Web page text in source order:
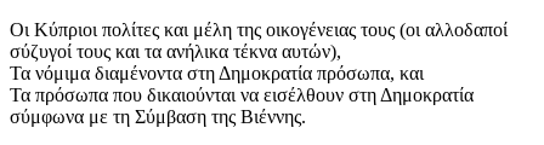
Οι Κύπριοι πολίτες και μέλη της οικογένειας τους (οι αλλοδαποί
σύζυγοί τους και τα ανήλικα τέκνα αυτών),
Τα νόμιμα διαμένοντα στη Δημοκρατία πρόσωπα, και
Τα πρόσωπα που δικαιούνται να εισέλθουν στη Δημοκρατία
σύμφωνα με τη Σύμβαση της Βιέννης.